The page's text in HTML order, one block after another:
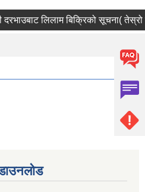
लिलाम बिक्रिको सूचना( तेस्रो